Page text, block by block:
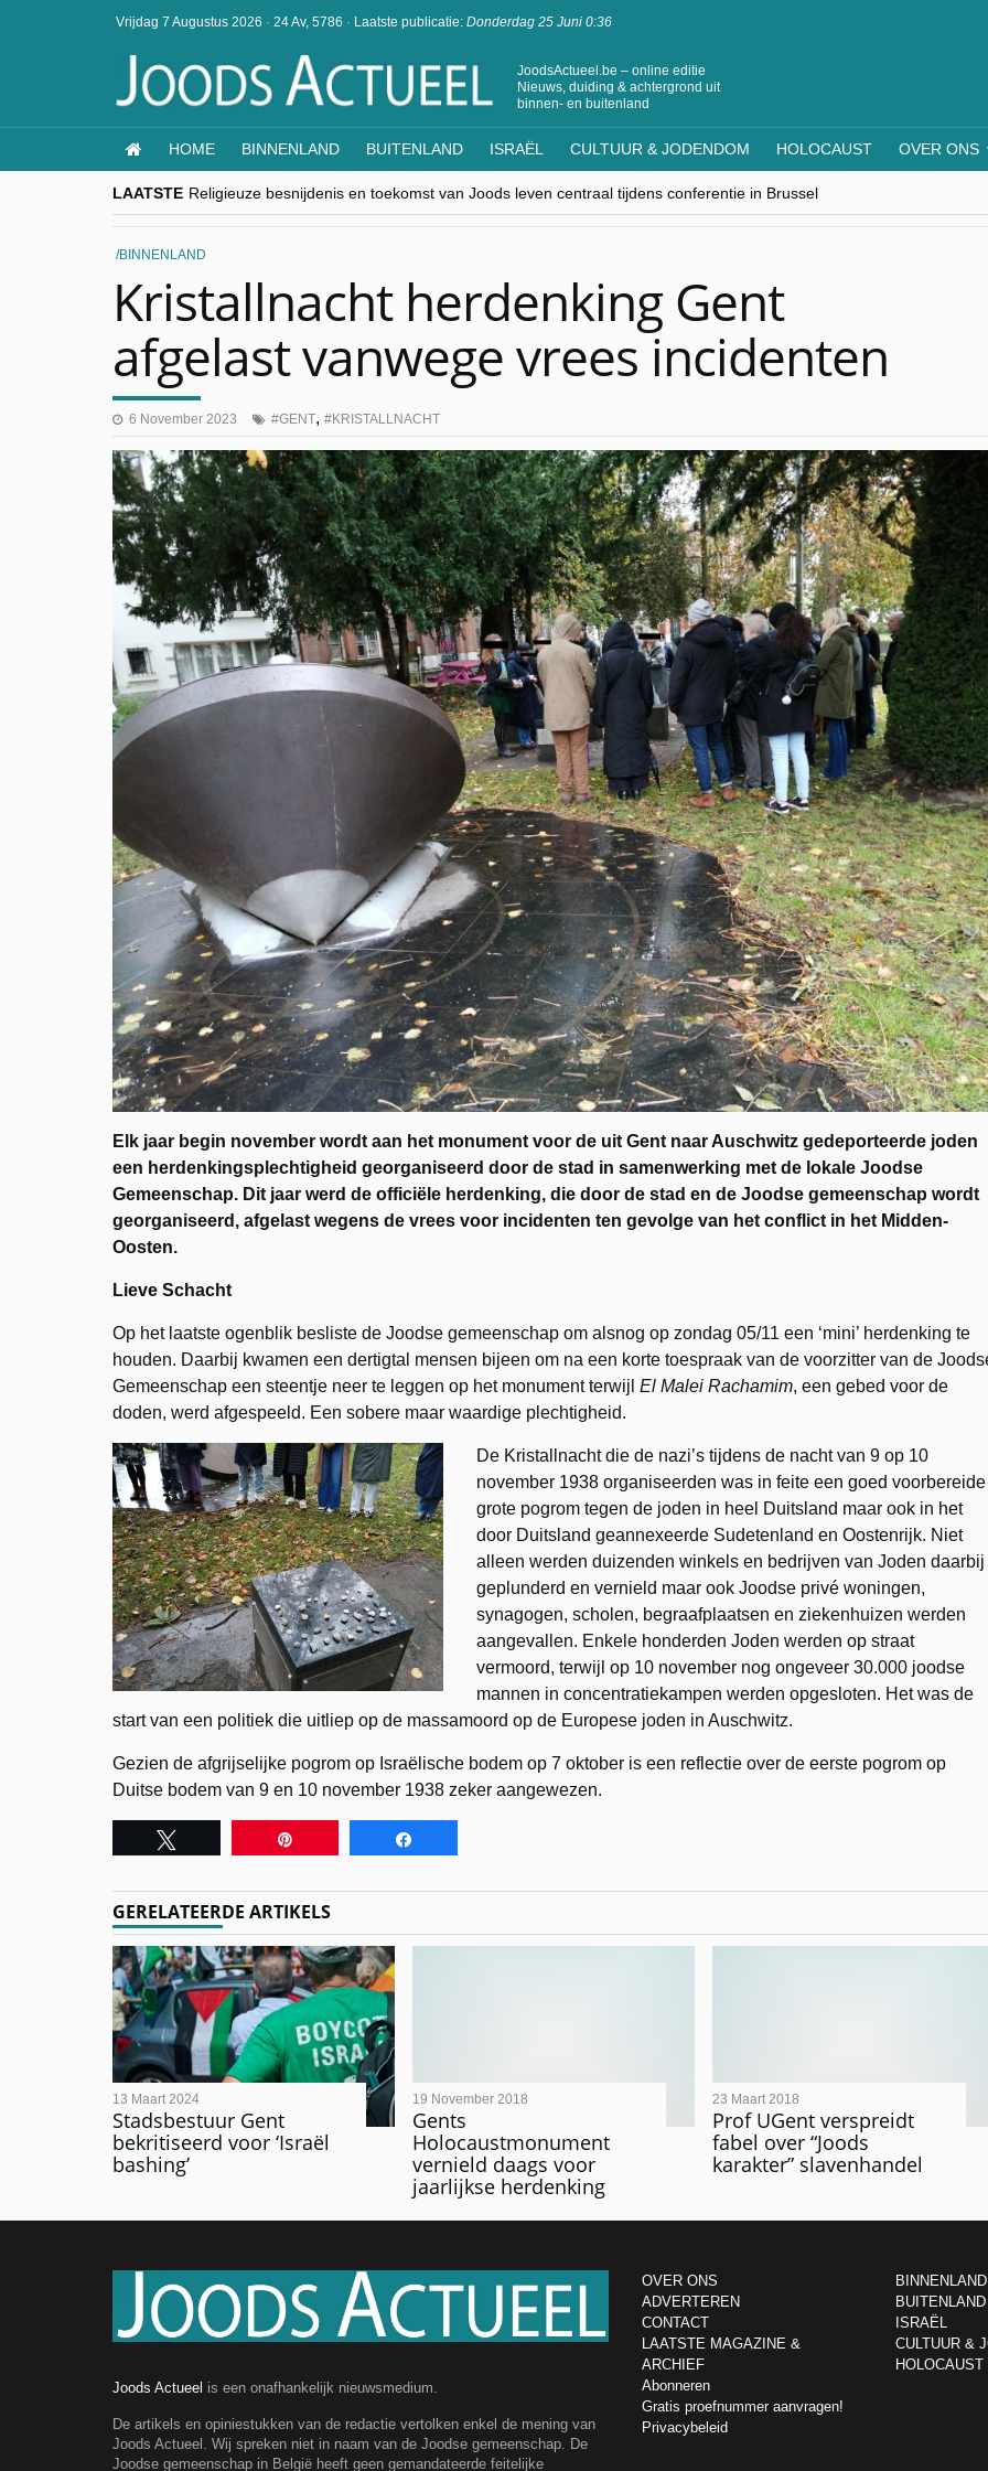
Vrijdag 7 Augustus 2026 · 24 Av, 5786 · Laatste publicatie: Donderdag 25 Juni 0:36
JoodsActueel.be – online editie
Nieuws, duiding & achtergrond uit
binnen- en buitenland
HOME BINNENLAND BUITENLAND ISRAËL CULTUUR & JODENDOM HOLOCAUST OVER ONS
LAATSTE Religieuze besnijdenis en toekomst van Joods leven centraal tijdens conferentie in Brussel
“Besnijdenisdebat toont hoe moeilijk seculiere Westen minderheden begrijpt”, Jinnih Beels (Vooruit)
CITYTRIP | ROEMENIË – Boekarest: de verrassing van Oost-Europa
“Vandaag zit elke Jood in België op de beklaagdenbank”
BINNENLAND
Kristallnacht herdenking Gent
afgelast vanwege vrees incidenten
6 November 2023 GENT, KRISTALLNACHT
Elk jaar begin november wordt aan het monument voor de uit Gent naar Auschwitz gedeporteerde joden
een herdenkingsplechtigheid georganiseerd door de stad in samenwerking met de lokale Joodse
Gemeenschap. Dit jaar werd de officiële herdenking, die door de stad en de Joodse gemeenschap wordt
georganiseerd, afgelast wegens de vrees voor incidenten ten gevolge van het conflict in het Midden-
Oosten.
Lieve Schacht
Op het laatste ogenblik besliste de Joodse gemeenschap om alsnog op zondag 05/11 een ‘mini’ herdenking te
houden. Daarbij kwamen een dertigtal mensen bijeen om na een korte toespraak van de voorzitter van de
Gemeenschap een steentje neer te leggen op het monument terwijl El Malei Rachamim, een gebed voor de
doden, werd afgespeeld. Een sobere maar waardige plechtigheid.
De Kristallnacht die de nazi’s tijdens de nacht van 9 op 10
november 1938 organiseerden was in feite een goed voorbereide
grote pogrom tegen de joden in heel Duitsland maar ook in het
door Duitsland geannexeerde Sudetenland en Oostenrijk. Niet
alleen werden duizenden winkels en bedrijven van Joden daarbij
geplunderd en vernield maar ook Joodse privé woningen,
synagogen, scholen, begraafplaatsen en ziekenhuizen werden
aangevallen. Enkele honderden Joden werden op straat
vermoord, terwijl op 10 november nog ongeveer 30.000 joodse
mannen in concentratiekampen werden opgesloten. Het was de
start van een politiek die uitliep op de massamoord op de Europese joden in Auschwitz.
Gezien de afgrijselijke pogrom op Israëlische bodem op 7 oktober is een reflectie over de eerste pogrom op
Duitse bodem van 9 en 10 november 1938 zeker aangewezen.
GERELATEERDE ARTIKELS
Stadsbestuur Gent
bekritiseerd voor ‘Israël
bashing’
13 Maart 2024
Gents
Holocaustmonument
vernield daags voor
jaarlijkse herdenking
19 November 2018
Prof UGent verspreidt
fabel over “Joods
karakter” slavenhandel
23 Maart 2018
Joods Actueel is een onafhankelijk nieuwsmedium.
De artikels en opiniestukken van de redactie vertolken enkel de mening van
Joods Actueel. Wij spreken niet in naam van de Joodse gemeenschap. De
Joodse gemeenschap in België heeft geen gemandateerde feitelijke
OVER ONS
ADVERTEREN
CONTACT
LAATSTE MAGAZINE &
ARCHIEF
Abonneren
Gratis proefnummer aanvragen!
Privacybeleid
BINNENLAND
BUITENLAND
ISRAËL
CULTUUR &
HOLOCAUST